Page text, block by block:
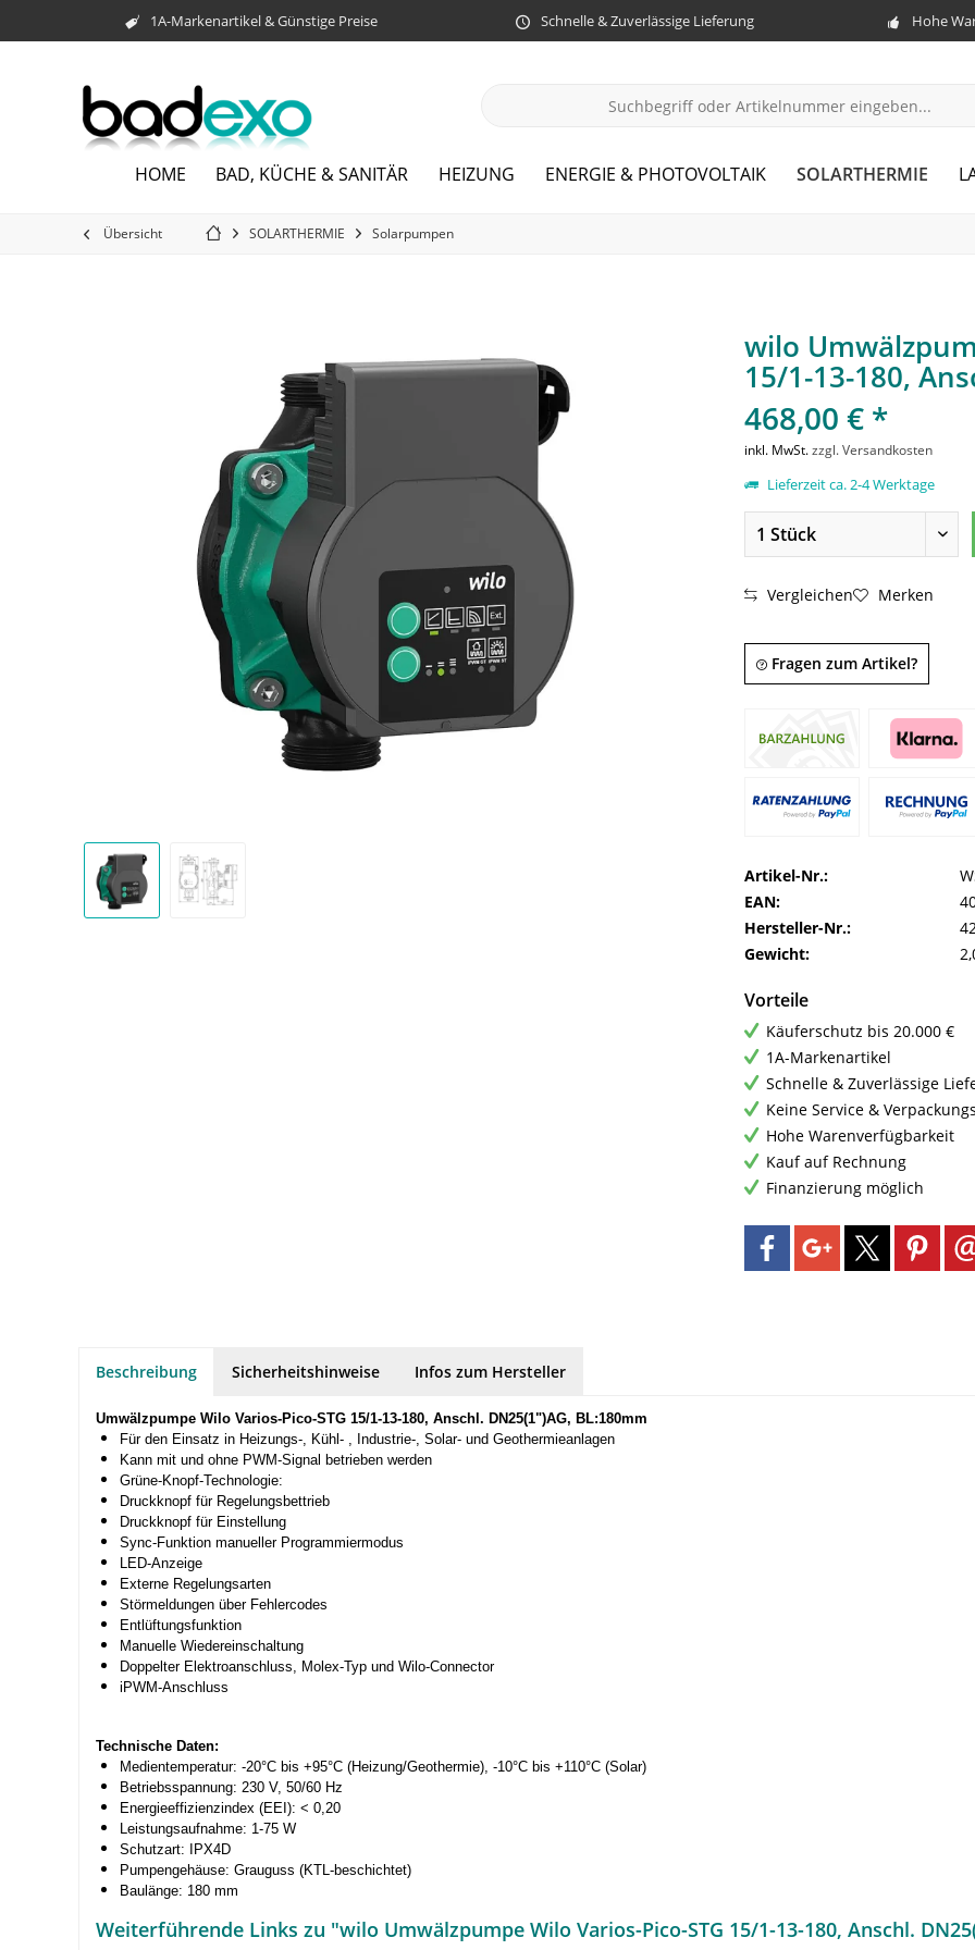
1A-Markenartikel & Günstige Preise Schnelle & Zuverlässige Lieferung Hohe
HOME BAD, KÜCHE & SANITÄR HEIZUNG ENERGIE & PHOTOVOLTAIK SOLARTHERMIE
Übersicht SOLARTHERMIE Solarpumpen
wilo
15/1-13-180,
468,00 € *
inkl. MwSt.zzgl. Versandkosten
Lieferzeit ca. 2-4 Werktage
Vergleichen Merken
Fragen zum Artikel?
Artikel-Nr.:
EAN:
Hersteller-Nr.:
Gewicht:
Vorteile
Käuferschutz bis 20.000 €
1A-Markenartikel
Schnelle & Zuverlässige
Keine Service &
Hohe Warenverfügbarkeit
Kauf auf Rechnung
Finanzierung möglich
Beschreibung Sicherheitshinweise Infos zum Hersteller
Umwälzpumpe Wilo Varios-Pico-STG 15/1-13-180, Anschl. DN25(1")AG, BL:180mm
Für den Einsatz in Heizungs-, Kühl- , Industrie-, Solar- und Geothermieanlagen
Kann mit und ohne PWM-Signal betrieben werden
Grüne-Knopf-Technologie:
Druckknopf für Regelungsbettrieb
Druckknopf für Einstellung
Sync-Funktion manueller Programmiermodus
LED-Anzeige
Externe Regelungsarten
Störmeldungen über Fehlercodes
Entlüftungsfunktion
Manuelle Wiedereinschaltung
Doppelter Elektroanschluss, Molex-Typ und Wilo-Connector
iPWM-Anschluss
Technische Daten:
Medientemperatur: -20°C bis +95°C (Heizung/Geothermie), -10°C bis +110°C (Solar)
Betriebsspannung: 230 V, 50/60 Hz
Energieeffizienzindex (EEI): < 0,20
Leistungsaufnahme: 1-75 W
Schutzart: IPX4D
Pumpengehäuse: Grauguss (KTL-beschichtet)
Baulänge: 180 mm
Weiterführende Links zu "wilo Umwälzpumpe Wilo Varios-Pico-STG 15/1-13-180, Anschl.